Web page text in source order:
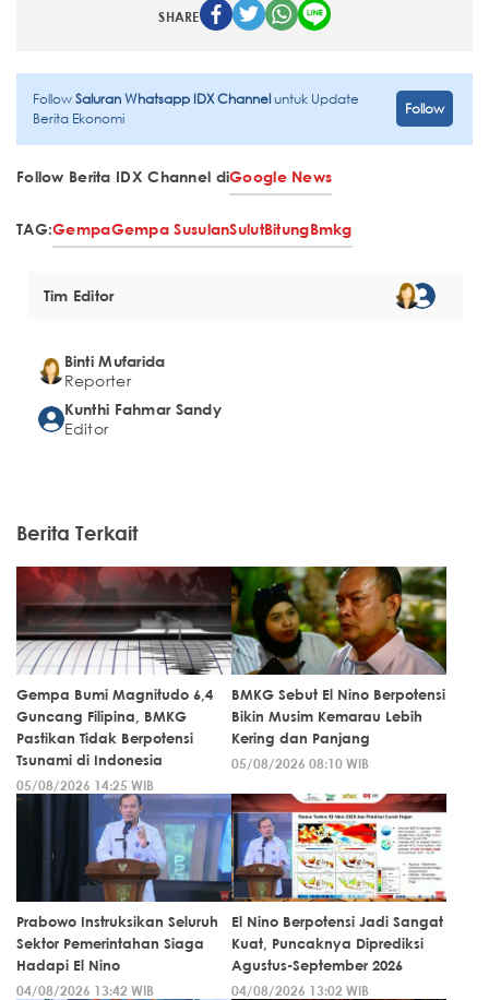
SHARE
FollowSaluran Whatsapp IDX Channeluntuk Update
Berita Ekonomi
Follow
Follow Berita IDX Channel diGoogle News
TAG:GempaGempa SusulanSulutBitungBmkg
Tim Editor
Binti Mufarida
Reporter
Kunthi Fahmar Sandy
Editor
Berita Terkait
Gempa Bumi Magnitudo 6,4
Guncang Filipina, BMKG
Pastikan Tidak Berpotensi
Tsunami di Indonesia
05/08/2026 14:25 WIB
BMKG Sebut El Nino Berpotensi
Bikin Musim Kemarau Lebih
Kering dan Panjang
05/08/2026 08:10 WIB
Prabowo Instruksikan Seluruh
Sektor Pemerintahan Siaga
Hadapi El Nino
04/08/2026 13:42 WIB
El Nino Berpotensi Jadi Sangat
Kuat, Puncaknya Diprediksi
Agustus-September 2026
04/08/2026 13:02 WIB